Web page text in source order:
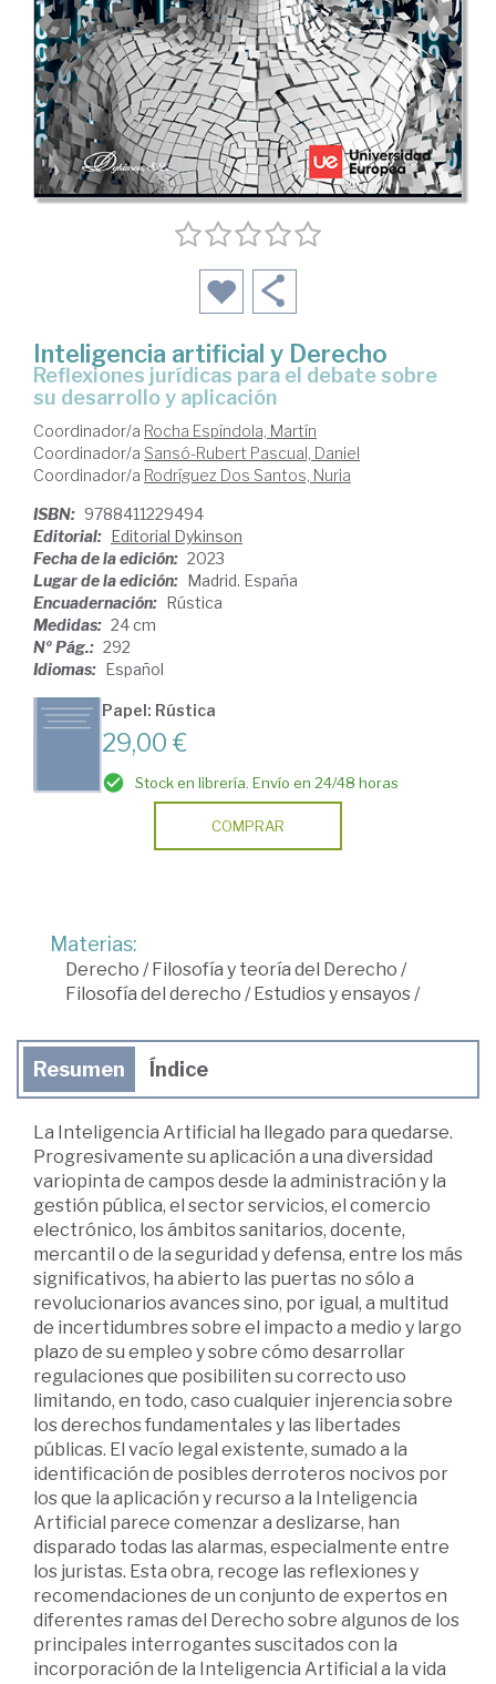
Inteligencia artificial y Derecho
Reflexiones jurídicas para el debate sobre
su desarrollo y aplicación
Coordinador/a Rocha Espíndola, Martín
Coordinador/a Sansó-Rubert Pascual, Daniel
Coordinador/a Rodríguez Dos Santos, Nuria
ISBN: 9788411229494
Editorial: Editorial Dykinson
Fecha de la edición: 2023
Lugar de la edición: Madrid. España
Encuadernación: Rústica
Medidas: 24 cm
Nº Pág.: 292
Idiomas: Español
Papel: Rústica
29,00 €
Stock en librería. Envío en 24/48 horas
COMPRAR
Materias:
Derecho /Filosofía y teoría del Derecho /
Filosofía del derecho /Estudios y ensayos/
Resumen Índice
La Inteligencia Artificial ha llegado para quedarse.
Progresivamente su aplicación a una diversidad
variopinta de campos desde la administración y la
gestión pública, el sector servicios, el comercio
electrónico, los ámbitos sanitarios, docente,
mercantil o de la seguridad y defensa, entre los más
significativos, ha abierto las puertas no sólo a
revolucionarios avances sino, por igual, a multitud
de incertidumbres sobre el impacto a medio y largo
plazo de su empleo y sobre cómo desarrollar
regulaciones que posibiliten su correcto uso
limitando, en todo, caso cualquier injerencia sobre
los derechos fundamentales y las libertades
públicas. El vacío legal existente, sumado a la
identificación de posibles derroteros nocivos por
los que la aplicación y recurso a la Inteligencia
Artificial parece comenzar a deslizarse, han
disparado todas las alarmas, especialmente entre
los juristas. Esta obra, recoge las reflexiones y
recomendaciones de un conjunto de expertos en
diferentes ramas del Derecho sobre algunos de los
principales interrogantes suscitados con la
incorporación de la Inteligencia Artificial a la vida